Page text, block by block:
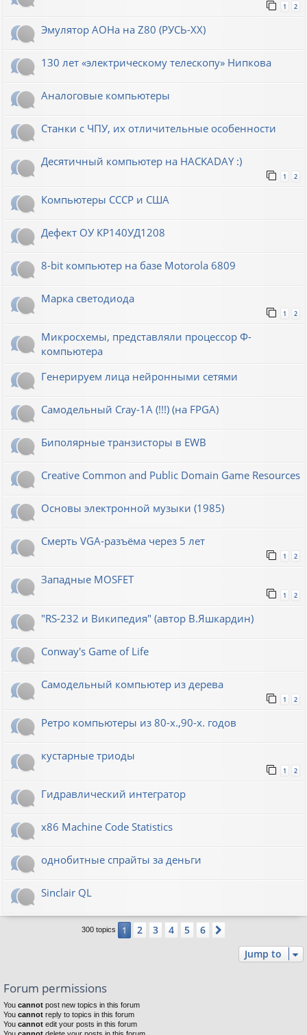
1 2
Эмулятор АОНа на Z80 (РУСЬ-XX)
130 лет «электрическому телескопу» Нипкова
Аналоговые компьютеры
Станки с ЧПУ, их отличительные особенности
Десятичный компьютер на HACKADAY :)
1 2
Компьютеры СССР и США
Дефект ОУ КР140УД1208
8-bit компьютер на базе Motorola 6809
Марка светодиода
1 2
Микросхемы, представляли процессор Ф-
компьютера
Генерируем лица нейронными сетями
Cамодельный Cray-1A (!!!) (на FPGA)
Биполярные транзисторы в EWB
Creative Common and Public Domain Game Resources
Основы электронной музыки (1985)
Смерть VGA-разъёма через 5 лет
1 2
Западные MOSFET
1 2
"RS-232 и Википедия" (автор В.Яшкардин)
Conway's Game of Life
Самодельный компьютер из дерева
1 2
Ретро компьютеры из 80-х.,90-х. годов
кустарные триоды
1 2
Гидравлический интегратор
x86 Machine Code Statistics
однобитные спрайты за деньги
Sinclair QL
300 topics 1 2 3 4 5 6
Jump to
Forum permissions
You cannot post new topics in this forum
You cannot reply to topics in this forum
You cannot edit your posts in this forum